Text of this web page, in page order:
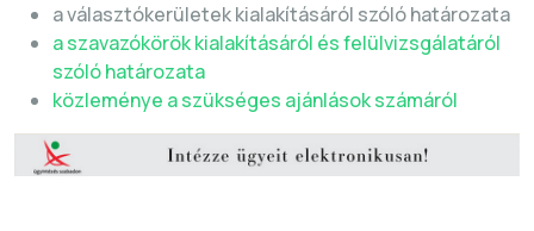
a választókerületek kialakításáról szóló határozata
a szavazókörök kialakításáról és felülvizsgálatáról
szóló határozata
közleménye a szükséges ajánlások számáról